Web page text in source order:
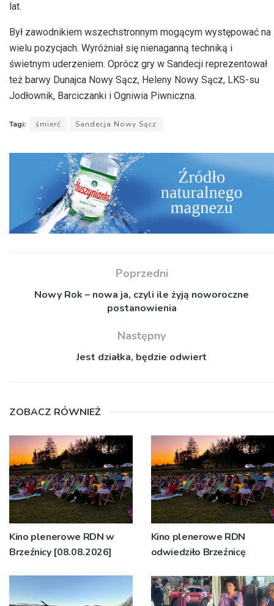
lat.
Był zawodnikiem wszechstronnym mogącym występować na
wielu pozycjach. Wyróżniał się nienaganną techniką i
świetnym uderzeniem. Oprócz gry w Sandecji reprezentował
też barwy Dunajca Nowy Sącz, Heleny Nowy Sącz, LKS-su
Jodłownik, Barciczanki i Ogniwia Piwniczna.
Tagi: śmierć Sandecja Nowy Sącz
Poprzedni
Nowy Rok – nowa ja, czyli ile żyją noworoczne
postanowienia
Następny
Jest działka, będzie odwiert
ZOBACZ RÓWNIEŻ
Kino plenerowe RDN w
Brzeźnicy [08.08.2026]
Kino plenerowe RDN
odwiedziło Brzeźnicę